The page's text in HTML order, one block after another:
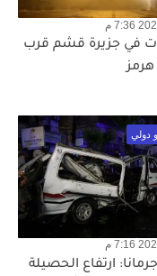
م
في جزيرة قشم قرب
دولي
م
ارتفاع الحصيلة